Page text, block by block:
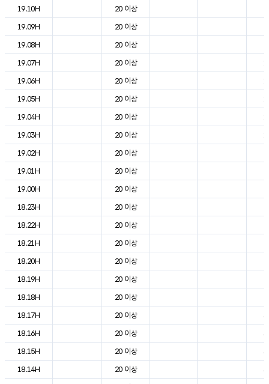
19.10H
20 이상
19.09H
20 이상
19.08H
20 이상
19.07H
20 이상
19.06H
20 이상
19.05H
20 이상
19.04H
20 이상
19.03H
20 이상
19.02H
20 이상
19.01H
20 이상
19.00H
20 이상
18.23H
20 이상
18.22H
20 이상
18.21H
20 이상
18.20H
20 이상
18.19H
20 이상
18.18H
20 이상
18.17H
20 이상
18.16H
20 이상
18.15H
20 이상
18.14H
20 이상